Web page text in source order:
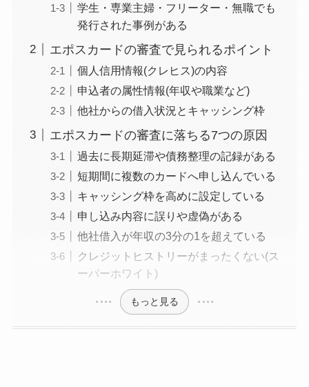
学生・専業主婦・フリーター・無職でも
発行された事例がある
エポスカードの審査で見られるポイント
個人信用情報(クレヒス)の内容
申込者の属性情報(年収や職業など)
他社からの借入状況とキャッシング枠
エポスカードの審査に落ちる7つの原因
過去に長期延滞や債務整理の記録がある
短期間に複数のカードへ申し込んでいる
キャッシング枠を高めに設定している
申し込み内容に誤りや虚偽がある
他社借入が年収の3分の1を超えている
クレジットヒストリーがまったくない(ス
ーパーホワイト)
もっと見る